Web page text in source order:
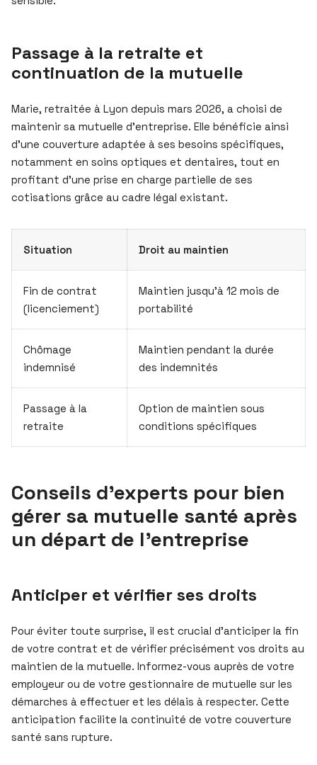
Passage à la retraite et
continuation de la mutuelle
Marie, retraitée à Lyon depuis mars 2026, a choisi de
maintenir sa mutuelle d’entreprise. Elle bénéficie ainsi
d’une couverture adaptée à ses besoins spécifiques,
notamment en soins optiques et dentaires, tout en
profitant d’une prise en charge partielle de ses
cotisations grâce au cadre légal existant.
Situation Droit au maintien
Fin de contrat
(licenciement)
Maintien jusqu’à 12 mois de
portabilité
Chômage
indemnisé
Maintien pendant la durée
des indemnités
Passage à la
retraite
Option de maintien sous
conditions spécifiques
Conseils d’experts pour bien
gérer sa mutuelle santé après
un départ de l’entreprise
Anticiper et vérifier ses droits
Pour éviter toute surprise, il est crucial d’anticiper la fin
de votre contrat et de vérifier précisément vos droits au
maintien de la mutuelle. Informez-vous auprès de votre
employeur ou de votre gestionnaire de mutuelle sur les
démarches à effectuer et les délais à respecter. Cette
anticipation facilite la continuité de votre couverture
santé sans rupture.